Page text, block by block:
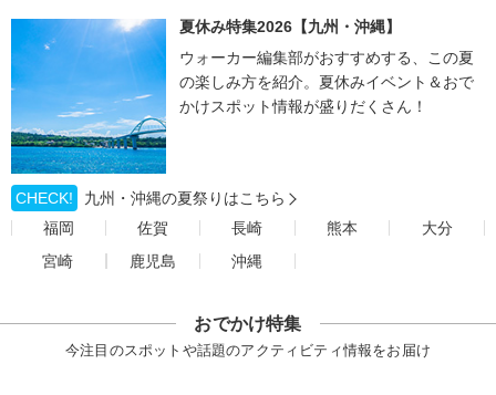
夏休み特集2026【九州・沖縄】
ウォーカー編集部がおすすめする、この夏
の楽しみ方を紹介。夏休みイベント＆おで
かけスポット情報が盛りだくさん！
CHECK!
九州・沖縄の夏祭りはこちら
福岡
佐賀 長崎 熊本
大分
宮崎
鹿児島 沖縄
おでかけ特集
今注目のスポットや話題のアクティビティ情報をお届け